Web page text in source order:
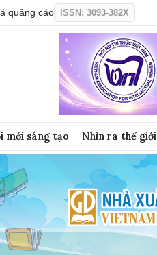
quảng cáo ISSN: 3093-382X
mới sáng tạo Nhìn ra thế giới